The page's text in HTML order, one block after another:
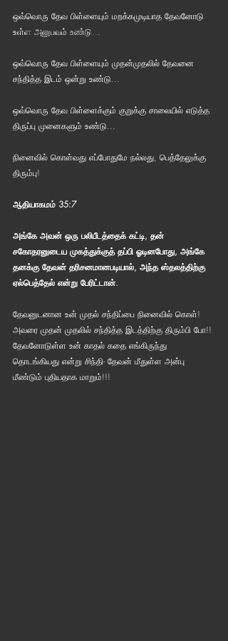
Challenge to Seek the Lost
ஒவ்வொரு தேவ பிள்ளையும் மறக்கமுடியாத தேவனோடு
உள்ள அனுபவம் உண்டு...
ஒவ்வொரு தேவ பிள்ளையும் முதன்முதலில் தேவனை
சந்தித்த இடம் ஒன்று உண்டு...
ஒவ்வொரு தேவ பிள்ளைக்கும் குறுக்கு சாலையில் எடுத்த
திருப்பு முனைகளும் உண்டு...
நினைவில் கொள்வது எப்போதுமே நல்லது, பெத்தேலுக்கு
திரும்பு!
ஆதியாகமம் 35:7
அங்கே அவன் ஒரு பலிபீடத்தைக் கட்டி, தன்
சகோதரனுடைய முகத்துக்குத் தப்பி ஓடினபோது, அங்கே
தனக்கு தேவன் தரிசனமானபடியால், அந்த ஸ்தலத்திற்கு
ஏல்பெத்தேல் என்று பேரிட்டான்.
தேவனுடனான உன் முதல் சந்திப்பை நினைவில் கொள்!
அவரை முதன் முதலில் சந்தித்த இடத்திற்கு திரும்பி போ!!
தேவனோடுள்ள உன் காதல் கதை எங்கிருந்து
தொடங்கியது என்று சிந்தி- தேவன் மீதுள்ள அன்பு
மீண்டும் புதியதாக மாறும்!!!